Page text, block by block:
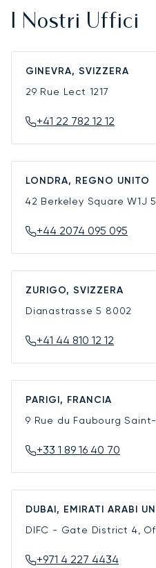
I Nostri Uffici
GINEVRA, SVIZZERA
29 Rue Lect 1217
+41 22 782 12 12
LONDRA, REGNO UNITO
42 Berkeley SquareW1J
+44 2074 095 095
ZURIGO, SVIZZERA
Dianastrasse 5 8002
+41 44 810 12 12
PARIGI, FRANCIA
9 Rue du Faubourg
+33 1 89 16 40 70
DUBAI, EMIRATI ARABI
DIFC - Gate District 4,
+971 4 227 4434